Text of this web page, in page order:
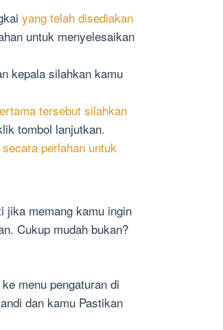
yang telah disediakan
untuk menyelesaikan
kepala silahkan kamu
tersebut silahkan
tombol lanjutkan.
perlahan untuk
jika memang kamu ingin
Cukup mudah bukan?
menu pengaturan di
dan kamu Pastikan